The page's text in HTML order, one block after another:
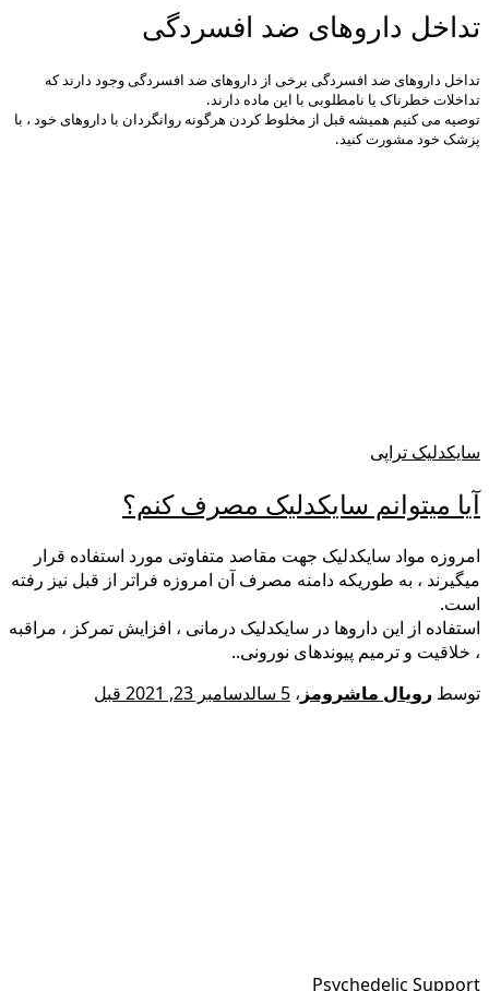
تداخل داروهای ضد افسردگی
تداخل داروهای ضد افسردگی برخی از داروهای ضد افسردگی وجود دارند که
تداخلات خطرناک یا نامطلوبی با این ماده دارند.
توصیه می کنیم همیشه قبل از مخلوط کردن هرگونه روانگردان با داروهای خود ، با
پزشک خود مشورت کنید.
سایکدلیک تراپی
آیا میتوانم سایکدلیک مصرف کنم؟
امروزه مواد سایکدلیک جهت مقاصد متفاوتی مورد استفاده قرار
میگیرند ، به طوریکه دامنه مصرف آن امروزه فراتر از قبل نیز رفته
است.
استفاده از این داروها در سایکدلیک درمانی ، افزایش تمرکز ، مراقبه
، خلاقیت و ترمیم پیوندهای نورونی..
توسط رویال ماشرومز ، 5 سال دسامبر 23, 2021 قبل
Psychedelic Support